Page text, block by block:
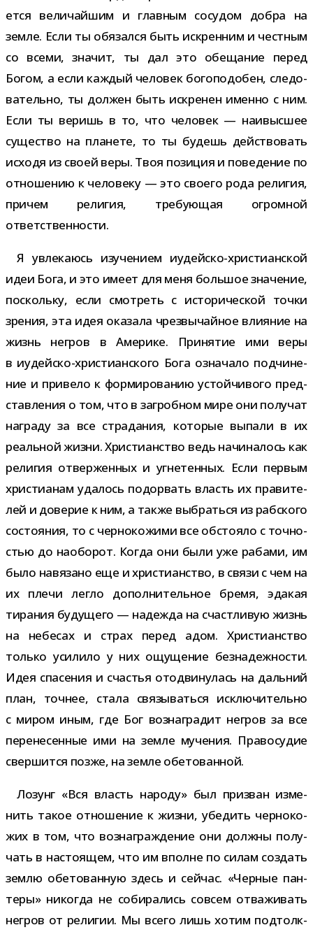
ется вели­чай­шим и глав­ным сосу­дом добра на
земле. Если ты обя­зался быть искрен­ним и чест­ным
со всеми, зна­чит, ты дал это обе­ща­ние перед
Богом, а если каж­дый чело­век бого­по­до­бен, сле­до­
ва­тельно, ты дол­жен быть искре­нен именно с ним.
Если ты веришь в то, что чело­век — наи­выс­шее
суще­ство на пла­нете, то ты будешь дей­ство­вать
исходя из своей веры. Твоя пози­ция и пове­де­ние по
отно­ше­нию к чело­веку — это сво­его рода рели­гия,
при­чем рели­гия, тре­бу­ю­щая огром­ной
ответственности.
Я увле­ка­юсь изу­че­нием иудейско-​христианской
идеи Бога, и это имеет для меня боль­шое зна­че­ние,
поскольку, если смот­реть с исто­ри­че­ской точки
зре­ния, эта идея ока­зала чрез­вы­чай­ное вли­я­ние на
жизнь негров в Америке. Принятие ими веры
в иудейско-​христианского Бога озна­чало под­чи­не­
ние и при­вело к фор­ми­ро­ва­нию устой­чи­вого пред­
став­ле­ния о том, что в загроб­ном мире они полу­чат
награду за все стра­да­ния, кото­рые выпали в их
реаль­ной жизни. Христианство ведь начи­на­лось как
рели­гия отвер­жен­ных и угне­тен­ных. Если пер­вым
хри­сти­а­нам уда­лось подо­рвать власть их пра­ви­те­
лей и дове­рие к ним, а также выбраться из раб­ского
состо­я­ния, то с чер­но­ко­жими все обсто­яло с точ­но­
стью до наобо­рот. Когда они были уже рабами, им
было навя­зано еще и хри­сти­ан­ство, в связи с чем на
их плечи легло допол­ни­тель­ное бремя, эда­кая
тира­ния буду­щего — надежда на счаст­ли­вую жизнь
на небе­сах и страх перед адом. Христианство
только уси­лило у них ощу­ще­ние без­на­деж­но­сти.
Идея спа­се­ния и сча­стья ото­дви­ну­лась на даль­ний
план, точ­нее, стала свя­зы­ваться исклю­чи­тельно
с миром иным, где Бог воз­на­гра­дит негров за все
пере­не­сен­ные ими на земле муче­ния. Правосудие
свер­шится позже, на земле обетованной.
Лозунг «Вся власть народу» был при­зван изме­
нить такое отно­ше­ние к жизни, убе­дить чер­но­ко­
жих в том, что воз­на­граж­де­ние они должны полу­
чать в насто­я­щем, что им вполне по силам создать
землю обе­то­ван­ную здесь и сей­час. «Черные пан­
теры» нико­гда не соби­ра­лись совсем отва­жи­вать
негров от рели­гии. Мы всего лишь хотим под­толк­